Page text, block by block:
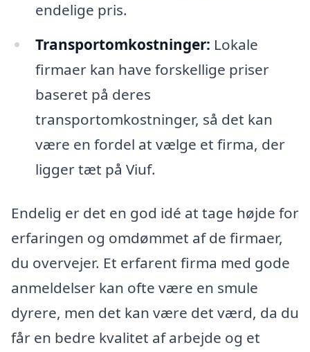
endelige pris.
Transportomkostninger: Lokale
firmaer kan have forskellige priser
baseret på deres
transportomkostninger, så det kan
være en fordel at vælge et firma, der
ligger tæt på Viuf.
Endelig er det en god idé at tage højde for
erfaringen og omdømmet af de firmaer,
du overvejer. Et erfarent firma med gode
anmeldelser kan ofte være en smule
dyrere, men det kan være det værd, da du
får en bedre kvalitet af arbejde og et